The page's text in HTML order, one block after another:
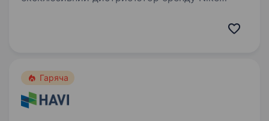
та Казахстані. За більш ніж 27-річний досвід
Гаряча